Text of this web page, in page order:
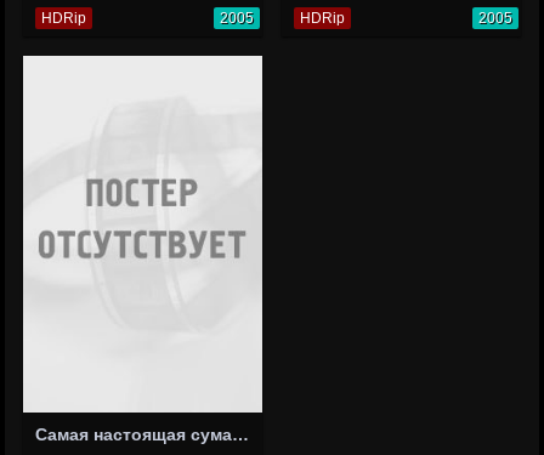
HDRip 2005 HDRip 2005
Самая настоящая сумасшедшая